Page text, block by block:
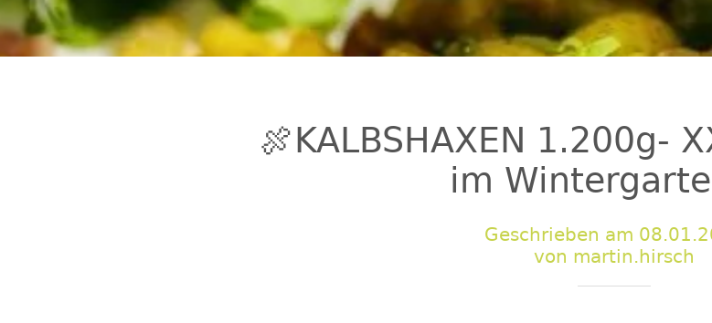
🍖KALBSHAXEN 1.200g-
im
Geschrieben am
von martin.hirsch